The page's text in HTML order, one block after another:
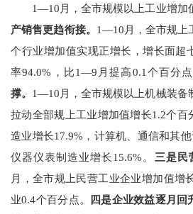
1—10 月，全市规模以上工业增加
产销售更趋衔接。 1—10 月，全市规上
个行业增加值实现正增长，增长面超
率94.0% ，比1—9 月提高0.1 个百分点
撑。 1—10 月 ，全市规模以上机械装备
拉动全部规上工业增加值增长1.2个百
造业增长17.9% ，计算机、通信和其
仪器仪表制造业增长15.6% 。 三是民
月，全市规上民营工业企业增加值增
业0.4个百分点。 四是企业效益逐月回